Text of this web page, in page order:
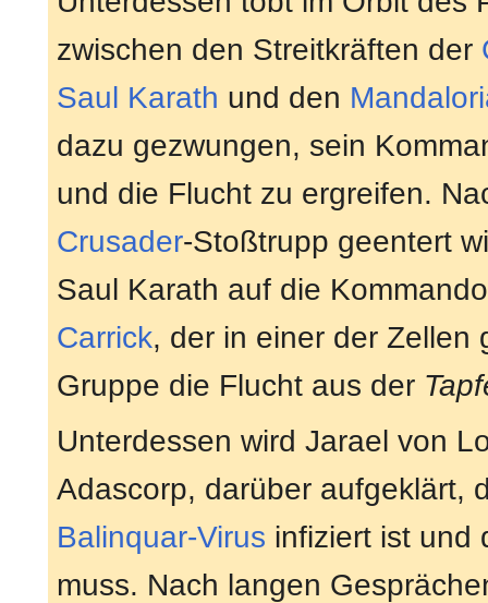
zwischen den Streitkräften der
Saul Karath und den
dazu gezwungen, sein
und die Flucht zu ergreifen.
Crusader-Stoßtrupp geentert
Saul Karath auf die
Carrick, der in einer der Zellen
Gruppe die Flucht aus der
Unterdessen wird Jarael von
Adascorp, darüber aufgeklärt,
Balinquar-Virus infiziert ist und
muss. Nach langen